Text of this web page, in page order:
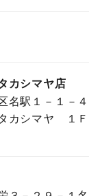
カシマヤ店
名駅１－１－４
カシマヤ １Ｆ